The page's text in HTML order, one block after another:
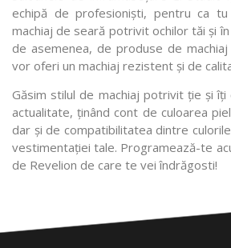
echipă de profesioniști, pentru ca
machiaj de seară potrivit ochilor tăi și
de asemenea, de produse de
vor oferi un machiaj rezistent și de
Găsim stilul de machiaj potrivit ție și
actualitate, ținând cont de culoarea
dar și de compatibilitatea dintre
vestimentației tale. Programează-te
de Revelion de care te vei îndrăgosti!